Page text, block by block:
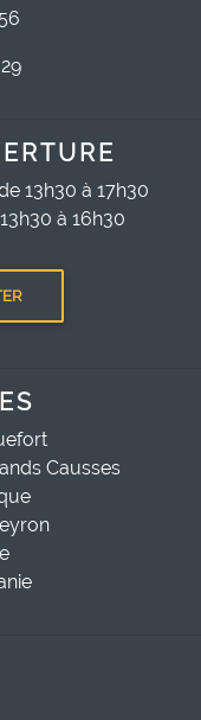
13h30 à 17h30
à 16h30
Causses